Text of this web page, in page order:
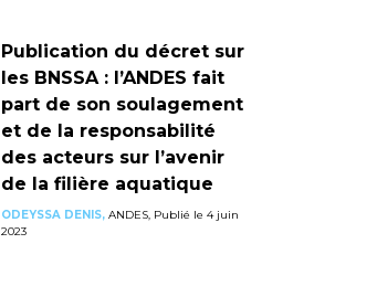
Publication du décret sur
les BNSSA : l’ANDES fait
part de son soulagement
et de la responsabilité
des acteurs sur l’avenir
de la filière aquatique
ODEYSSA DENIS,ANDES, Publié le 4 juin
2023